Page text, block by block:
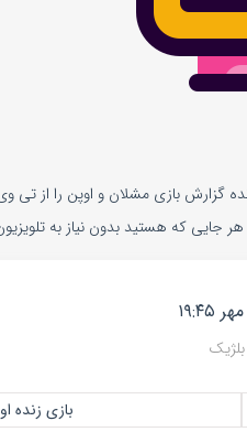
گزارش بازی مشلان و اوپن را از تی
هر جایی که هستید بدون نیاز به
بازی زنده